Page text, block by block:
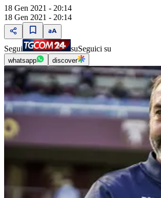
18 Gen 2021 - 20:14
18 Gen 2021 - 20:14
Segui suSeguici su
whatsapp discover